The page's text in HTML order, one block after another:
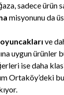
sadece ürün
misyonunu da
ve
uygun ürünler
ise daha
Ortaköy’deki